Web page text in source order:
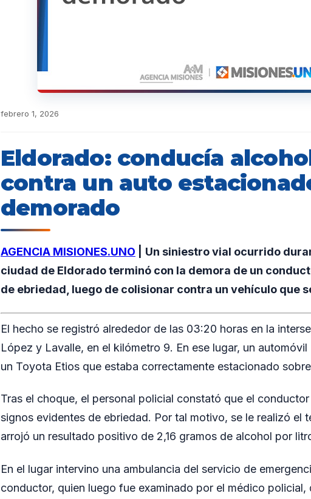
febrero 1, 2026
Eldorado: conducía
contra un auto
demorado
AGENCIA MISIONES.UNO
Un siniestro vial ocurrido
ciudad de Eldorado terminó con la demora de un
de ebriedad, luego de colisionar contra un vehículo que
El hecho se registró alrededor de las 03:20 horas en la
López y Lavalle, en el kilómetro 9. En ese lugar, un
un Toyota Etios que estaba correctamente estacionado
Tras el choque, el personal policial constató que el
signos evidentes de ebriedad. Por tal motivo, se le realizó el
arrojó un resultado positivo de 2,16 gramos de alcohol por
En el lugar intervino una ambulancia del servicio de
conductor, quien luego fue examinado por el médico